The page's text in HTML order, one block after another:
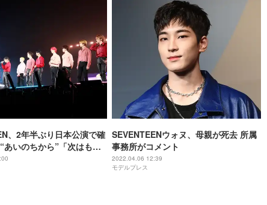
、2年半ぶり日本公演で確
あいのちから”「次はもっ
で会いましょう」＜13人
SEVENTEENウォヌ、母親が死去 所属
事務所がコメント
2022.04.06 12:39
モデルプレス